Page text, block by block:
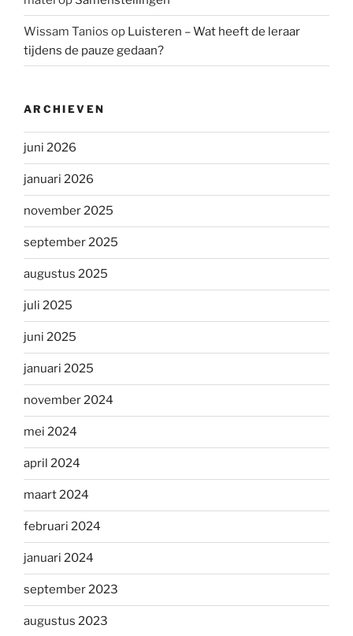
Wissam Tanios op Luisteren – Wat heeft de leraar
tijdens de pauze gedaan?
ARCHIEVEN
juni 2026
januari 2026
november 2025
september 2025
augustus 2025
juli 2025
juni 2025
januari 2025
november 2024
mei 2024
april 2024
maart 2024
februari 2024
januari 2024
september 2023
augustus 2023